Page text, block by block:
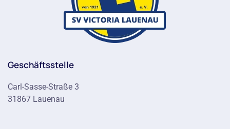
Geschäftsstelle
Carl-Sasse-Straße 3
31867 Lauenau